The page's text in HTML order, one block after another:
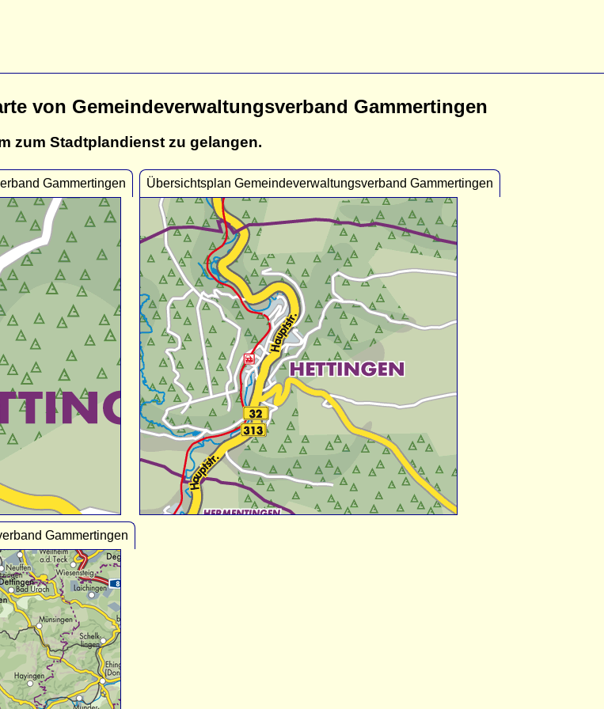
von Gemeindeverwaltungsverband Gammertingen
zum Stadtplandienst zu gelangen.
Gammertingen Übersichtsplan Gemeindeverwaltungsverband Gammertingen
Gammertingen